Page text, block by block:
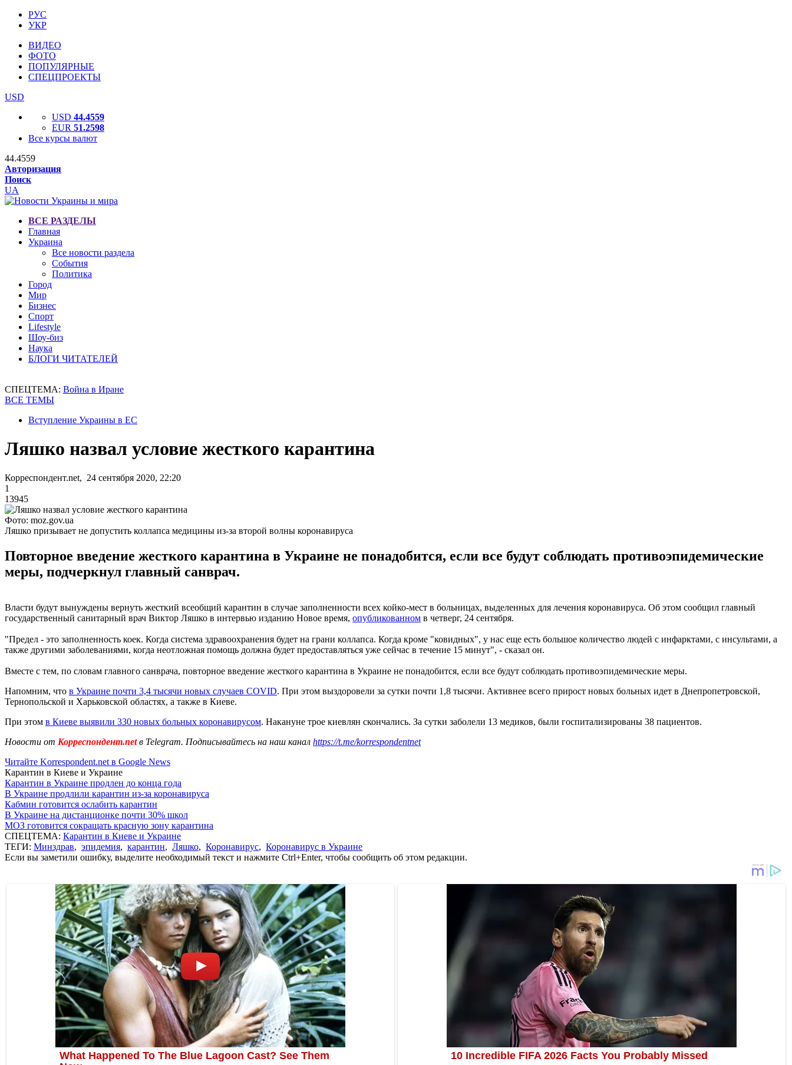
РУС
УКР
ВИДЕО
ФОТО
ПОПУЛЯРНЫЕ
СПЕЦПРОЕКТЫ
USD
USD 44.4559
EUR 51.2598
Все курсы валют
44.4559
Авторизация
Поиск
UA
ВСЕ РАЗДЕЛЫ
Главная
Украина
Все новости раздела
События
Политика
Город
Мир
Бизнес
Спорт
Lifestyle
Шоу-биз
Наука
БЛОГИ ЧИТАТЕЛЕЙ
СПЕЦТЕМА: Война в Иране
ВСЕ ТЕМЫ
Вступление Украины в ЕС
Ляшко назвал условие жесткого карантина
Корреспондент.net, 24 сентября 2020, 22:20
1
13945
Фото: moz.gov.ua
Ляшко призывает не допустить коллапса медицины из-за второй волны коронавируса
Повторное введение жесткого карантина в Украине не понадобится, если все будут соблюдать противоэпидемические
меры, подчеркнул главный санврач.
Власти будут вынуждены вернуть жесткий всеобщий карантин в случае заполненности всех койко-мест в больницах, выделенных для лечения коронавируса. Об этом сообщил главный
государственный санитарный врач Виктор Ляшко в интервью изданию Новое время, опубликованном в четверг, 24 сентября.
"Предел - это заполненность коек. Когда система здравоохранения будет на грани коллапса. Когда кроме "ковидных", у нас еще есть большое количество людей с инфарктами, с инсультами, а
также другими заболеваниями, когда неотложная помощь должна будет предоставляться уже сейчас в течение 15 минут", - сказал он.
Вместе с тем, по словам главного санврача, повторное введение жесткого карантина в Украине не понадобится, если все будут соблюдать противоэпидемические меры.
Напомним, что в Украине почти 3,4 тысячи новых случаев COVID. При этом выздоровели за сутки почти 1,8 тысячи. Активнее всего прирост новых больных идет в Днепропетровской,
Тернопольской и Харьковской областях, а также в Киеве.
При этом в Киеве выявили 330 новых больных коронавирусом. Накануне трое киевлян скончались. За сутки заболели 13 медиков, были госпитализированы 38 пациентов.
Новости от Корреспондент.netв Telegram. Подписывайтесь на наш канал https://t.me/korrespondentnet
Читайте Korrespondent.net в Google News
Карантин в Киеве и Украине
Карантин в Украине продлен до конца года
В Украине продлили карантин из-за коронавируса
Кабмин готовится ослабить карантин
В Украине на дистанционке почти 30% школ
МОЗ готовится сокращать красную зону карантина
СПЕЦТЕМА: Карантин в Киеве и Украине
ТЕГИ: Минздрав, эпидемия, карантин, Ляшко, Коронавирус, Коронавирус в Украине
Если вы заметили ошибку, выделите необходимый текст и нажмите Ctrl+Enter, чтобы сообщить об этом редакции.